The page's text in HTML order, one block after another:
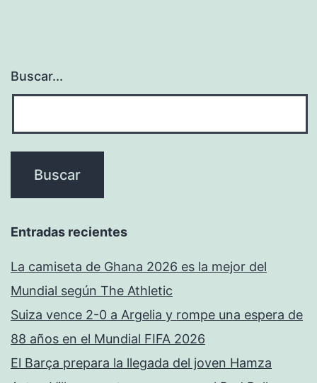
Buscar...
Entradas recientes
La camiseta de Ghana 2026 es la mejor del
Mundial según The Athletic
Suiza vence 2-0 a Argelia y rompe una espera de
88 años en el Mundial FIFA 2026
El Barça prepara la llegada del joven Hamza